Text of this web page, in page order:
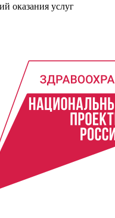
оказания услуг